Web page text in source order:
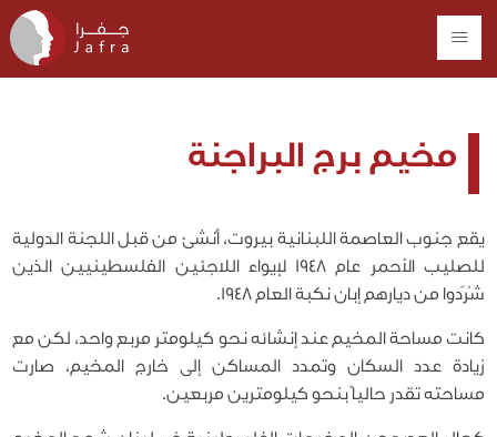
مخيم برج البراجنة
يقع جنوب العاصمة اللبنانية بيروت، أُنشئ من قبل اللجنة الدولية
للصليب الأحمر عام 1948 لإيواء اللاجئين الفلسطينيين الذين
شُرّدوا من ديارهم إبان نكبة العام 1948.
كانت مساحة المخيم عند إنشائه نحو كيلومتر مربع واحد، لكن مع
زيادة عدد السكان وتمدد المساكن إلى خارج المخيم، صارت
مساحته تقدر حالياً بنحو كيلومترين مربعين.